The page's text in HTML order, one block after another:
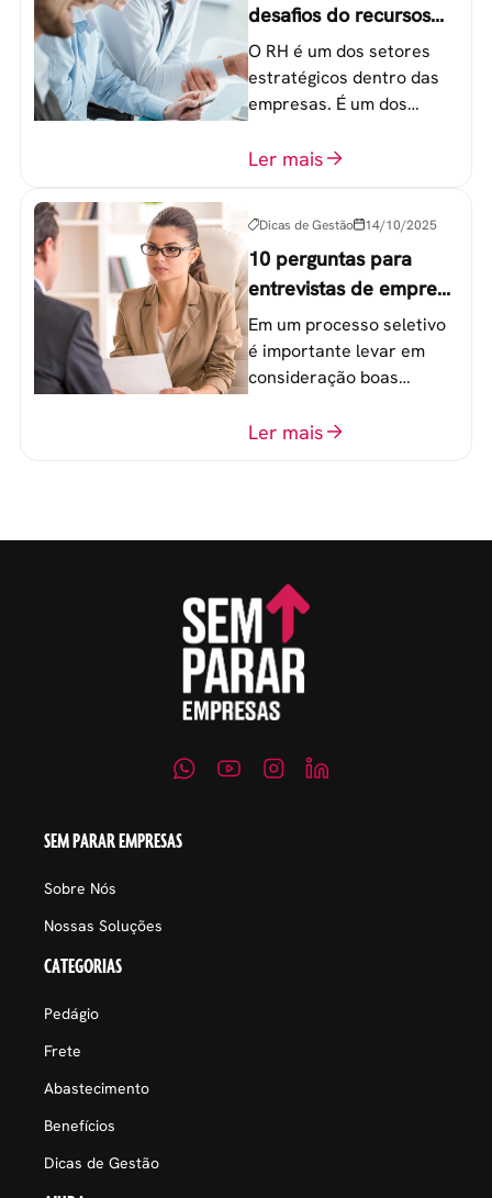
desafios do recursos
humanos em uma
empresa
O RH é um dos setores
estratégicos dentro das
empresas. É um dos
o atingimento das metas
Ler mais
Dicas de Gestão 14/10/2025
10 perguntas para
entrevistas de emprego
que recrutadores não
devem fazer
Em um processo seletivo
é importante levar em
consideração boas
o perfil do profissional e
Ler mais
SEM PARAR EMPRESAS
Sobre Nós
Nossas Soluções
CATEGORIAS
Pedágio
Frete
Abastecimento
Benefícios
Dicas de Gestão